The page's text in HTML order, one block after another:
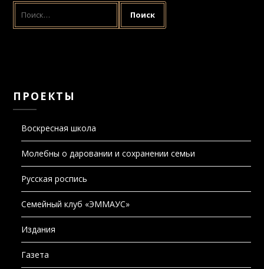
НАЙТИ:
ПРОЕКТЫ
Воскресная школа
Молебны о даровании и сохранении семьи
Русская роспись
Семейный клуб «ЭММАУС»
Издания
Газета